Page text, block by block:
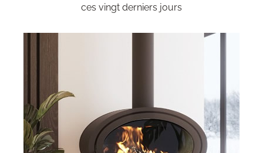
ces vingt derniers jours